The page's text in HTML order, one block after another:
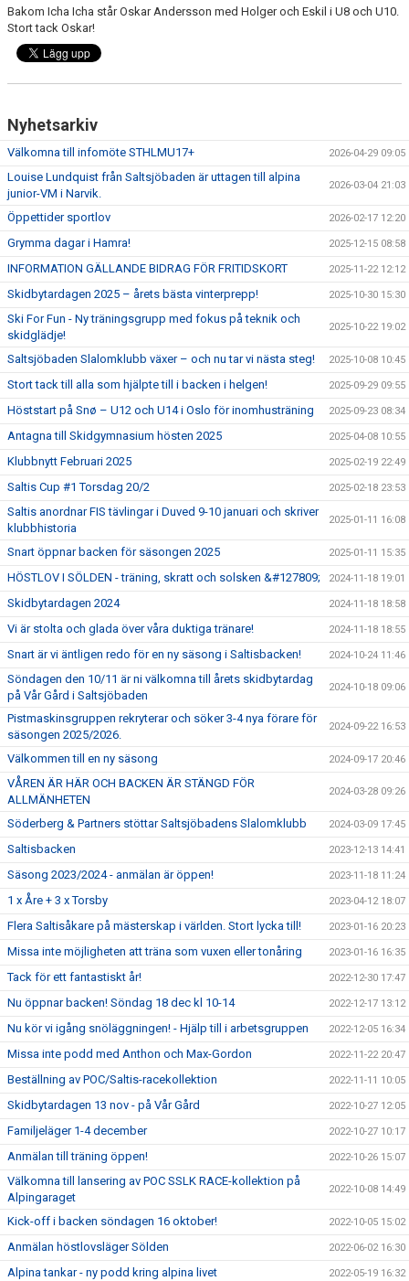
Bakom Icha Icha står Oskar Andersson med Holger och Eskil i U8 och U10.
Stort tack Oskar!
Nyhetsarkiv
Välkomna till infomöte STHLMU17+ 2026-04-29 09:05
Louise Lundquist från Saltsjöbaden är uttagen till alpina
junior-VM i Narvik.
2026-03-04 21:03
Öppettider sportlov 2026-02-17 12:20
Grymma dagar i Hamra! 2025-12-15 08:58
INFORMATION GÄLLANDE BIDRAG FÖR FRITIDSKORT 2025-11-22 12:12
Skidbytardagen 2025 – årets bästa vinterprepp! 2025-10-30 15:30
Ski For Fun - Ny träningsgrupp med fokus på teknik och
skidglädje!
2025-10-22 19:02
Saltsjöbaden Slalomklubb växer – och nu tar vi nästa steg! 2025-10-08 10:45
Stort tack till alla som hjälpte till i backen i helgen! 2025-09-29 09:55
Höststart på Snø – U12 och U14 i Oslo för inomhusträning 2025-09-23 08:34
Antagna till Skidgymnasium hösten 2025 2025-04-08 10:55
Klubbnytt Februari 2025 2025-02-19 22:49
Saltis Cup #1 Torsdag 20/2 2025-02-18 23:53
Saltis anordnar FIS tävlingar i Duved 9-10 januari och skriver
klubbhistoria
2025-01-11 16:08
Snart öppnar backen för säsongen 2025 2025-01-11 15:35
HÖSTLOV I SÖLDEN - träning, skratt och solsken &#127809; 2024-11-18 19:01
Skidbytardagen 2024 2024-11-18 18:58
Vi är stolta och glada över våra duktiga tränare! 2024-11-18 18:55
Snart är vi äntligen redo för en ny säsong i Saltisbacken! 2024-10-24 11:46
Söndagen den 10/11 är ni välkomna till årets skidbytardag
på Vår Gård i Saltsjöbaden
2024-10-18 09:06
Pistmaskinsgruppen rekryterar och söker 3-4 nya förare för
säsongen 2025/2026.
2024-09-22 16:53
Välkommen till en ny säsong 2024-09-17 20:46
VÅREN ÄR HÄR OCH BACKEN ÄR STÄNGD FÖR
ALLMÄNHETEN
2024-03-28 09:26
Söderberg & Partners stöttar Saltsjöbadens Slalomklubb 2024-03-09 17:45
Saltisbacken 2023-12-13 14:41
Säsong 2023/2024 - anmälan är öppen! 2023-11-18 11:24
1 x Åre + 3 x Torsby 2023-04-12 18:07
Flera Saltisåkare på mästerskap i världen. Stort lycka till! 2023-01-16 20:23
Missa inte möjligheten att träna som vuxen eller tonåring 2023-01-16 16:35
Tack för ett fantastiskt år! 2022-12-30 17:47
Nu öppnar backen! Söndag 18 dec kl 10-14 2022-12-17 13:12
Nu kör vi igång snöläggningen! - Hjälp till i arbetsgruppen 2022-12-05 16:34
Missa inte podd med Anthon och Max-Gordon 2022-11-22 20:47
Beställning av POC/Saltis-racekollektion 2022-11-11 10:05
Skidbytardagen 13 nov - på Vår Gård 2022-10-27 12:05
Familjeläger 1-4 december 2022-10-27 10:17
Anmälan till träning öppen! 2022-10-26 15:07
Välkomna till lansering av POC SSLK RACE-kollektion på
Alpingaraget
2022-10-08 14:49
Kick-off i backen söndagen 16 oktober! 2022-10-05 15:02
Anmälan höstlovsläger Sölden 2022-06-02 16:30
Alpina tankar - ny podd kring alpina livet 2022-05-19 16:32